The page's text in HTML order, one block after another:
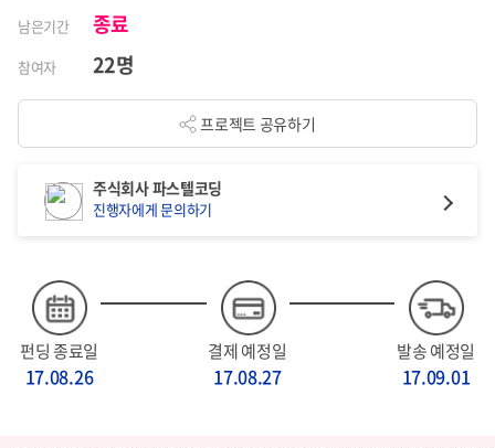
남은기간
종료
참여자 22명
프로젝트 공유하기
펀딩 종료일
17.08.26
결제 예정일
17.08.27
발송 예정일
17.09.01
주식회사 파스텔코딩
진행자에게 문의하기